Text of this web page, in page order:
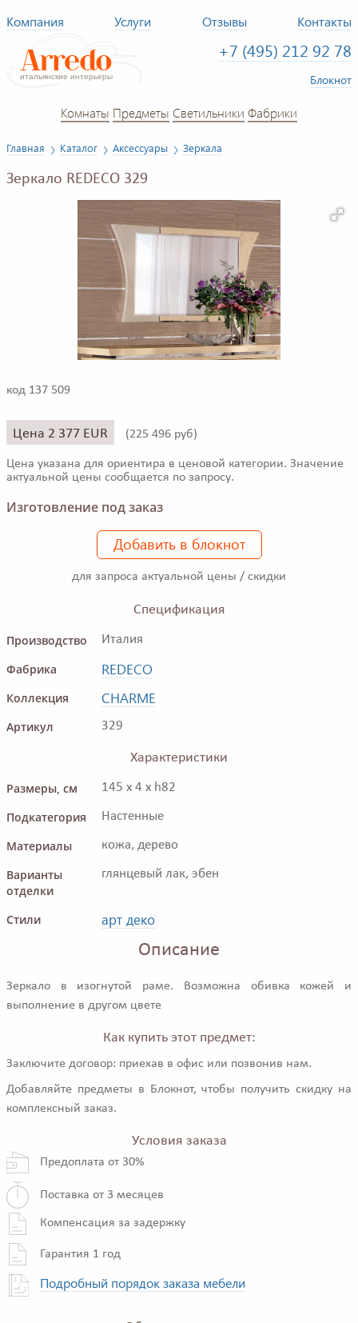
Компания Услуги Отзывы Контакты
+7 (495) 212 92 78
Блокнот
Комнаты Предметы Светильники Фабрики
Главная Каталог Аксессуары Зеркала
Зеркало REDECO 329
код 137 509
Цена 2 377 EUR (225 496 руб)
Цена указана для ориентира в ценовой категории. Значение
актуальной цены сообщается по запросу.
Изготовление под заказ
Добавить в блокнот
для запроса актуальной цены / скидки
Спецификация
Производство
Италия
Фабрика REDECO
Коллекция CHARME
Артикул 329
Характеристики
Размеры, см
145 x 4 x h82
Подкатегория Настенные
Материалы кожа, дерево
Варианты
отделки
глянцевый лак, эбен
Стили арт деко
Описание
Зеркало в изогнутой раме. Возможна обивка кожей и
выполнение в другом цвете
Как купить этот предмет:
Заключите договор: приехав в офис или позвонив нам.
Добавляйте предметы в Блокнот, чтобы получить скидку на
комплексный заказ.
Условия заказа
Предоплата от 30%
Поставка от 3 месяцев
Компенсация за задержку
Гарантия 1 год
Подробный порядок заказа мебели